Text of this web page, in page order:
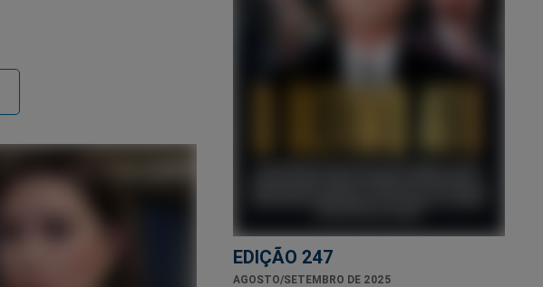
EDIÇÃO 247
AGOSTO/SETEMBRO DE 2025